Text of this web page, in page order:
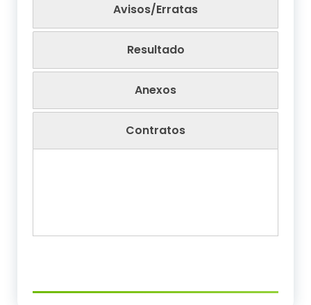
Avisos/Erratas
Resultado
Anexos
Contratos